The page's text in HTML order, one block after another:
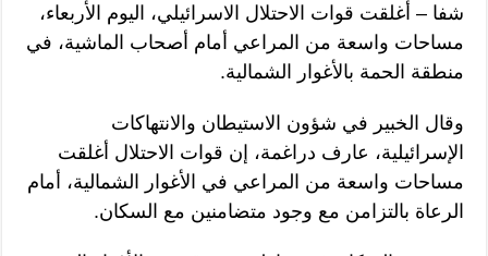
شفا – أغلقت قوات الاحتلال الاسرائيلي، اليوم الأربعاء،
مساحات واسعة من المراعي أمام أصحاب الماشية، في
منطقة الحمة بالأغوار الشمالية.
وقال الخبير في شؤون الاستيطان والانتهاكات
الإسرائيلية، عارف دراغمة، إن قوات الاحتلال أغلقت
مساحات واسعة من المراعي في الأغوار الشمالية، أمام
الرعاة بالتزامن مع وجود متضامنين مع السكان.